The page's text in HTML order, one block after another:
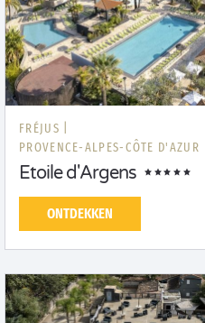
FRÉJUS |
PROVENCE-ALPES-CÔTE D'AZUR
Etoile d'Argens
ONTDEKKEN